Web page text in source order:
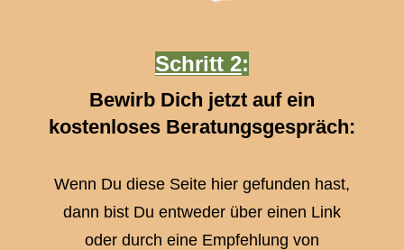
Schritt 2:
Bewirb Dich jetzt auf ein
kostenloses Beratungsgespräch:
Wenn Du diese Seite hier gefunden hast,
dann bist Du entweder über einen Link
oder durch eine Empfehlung von